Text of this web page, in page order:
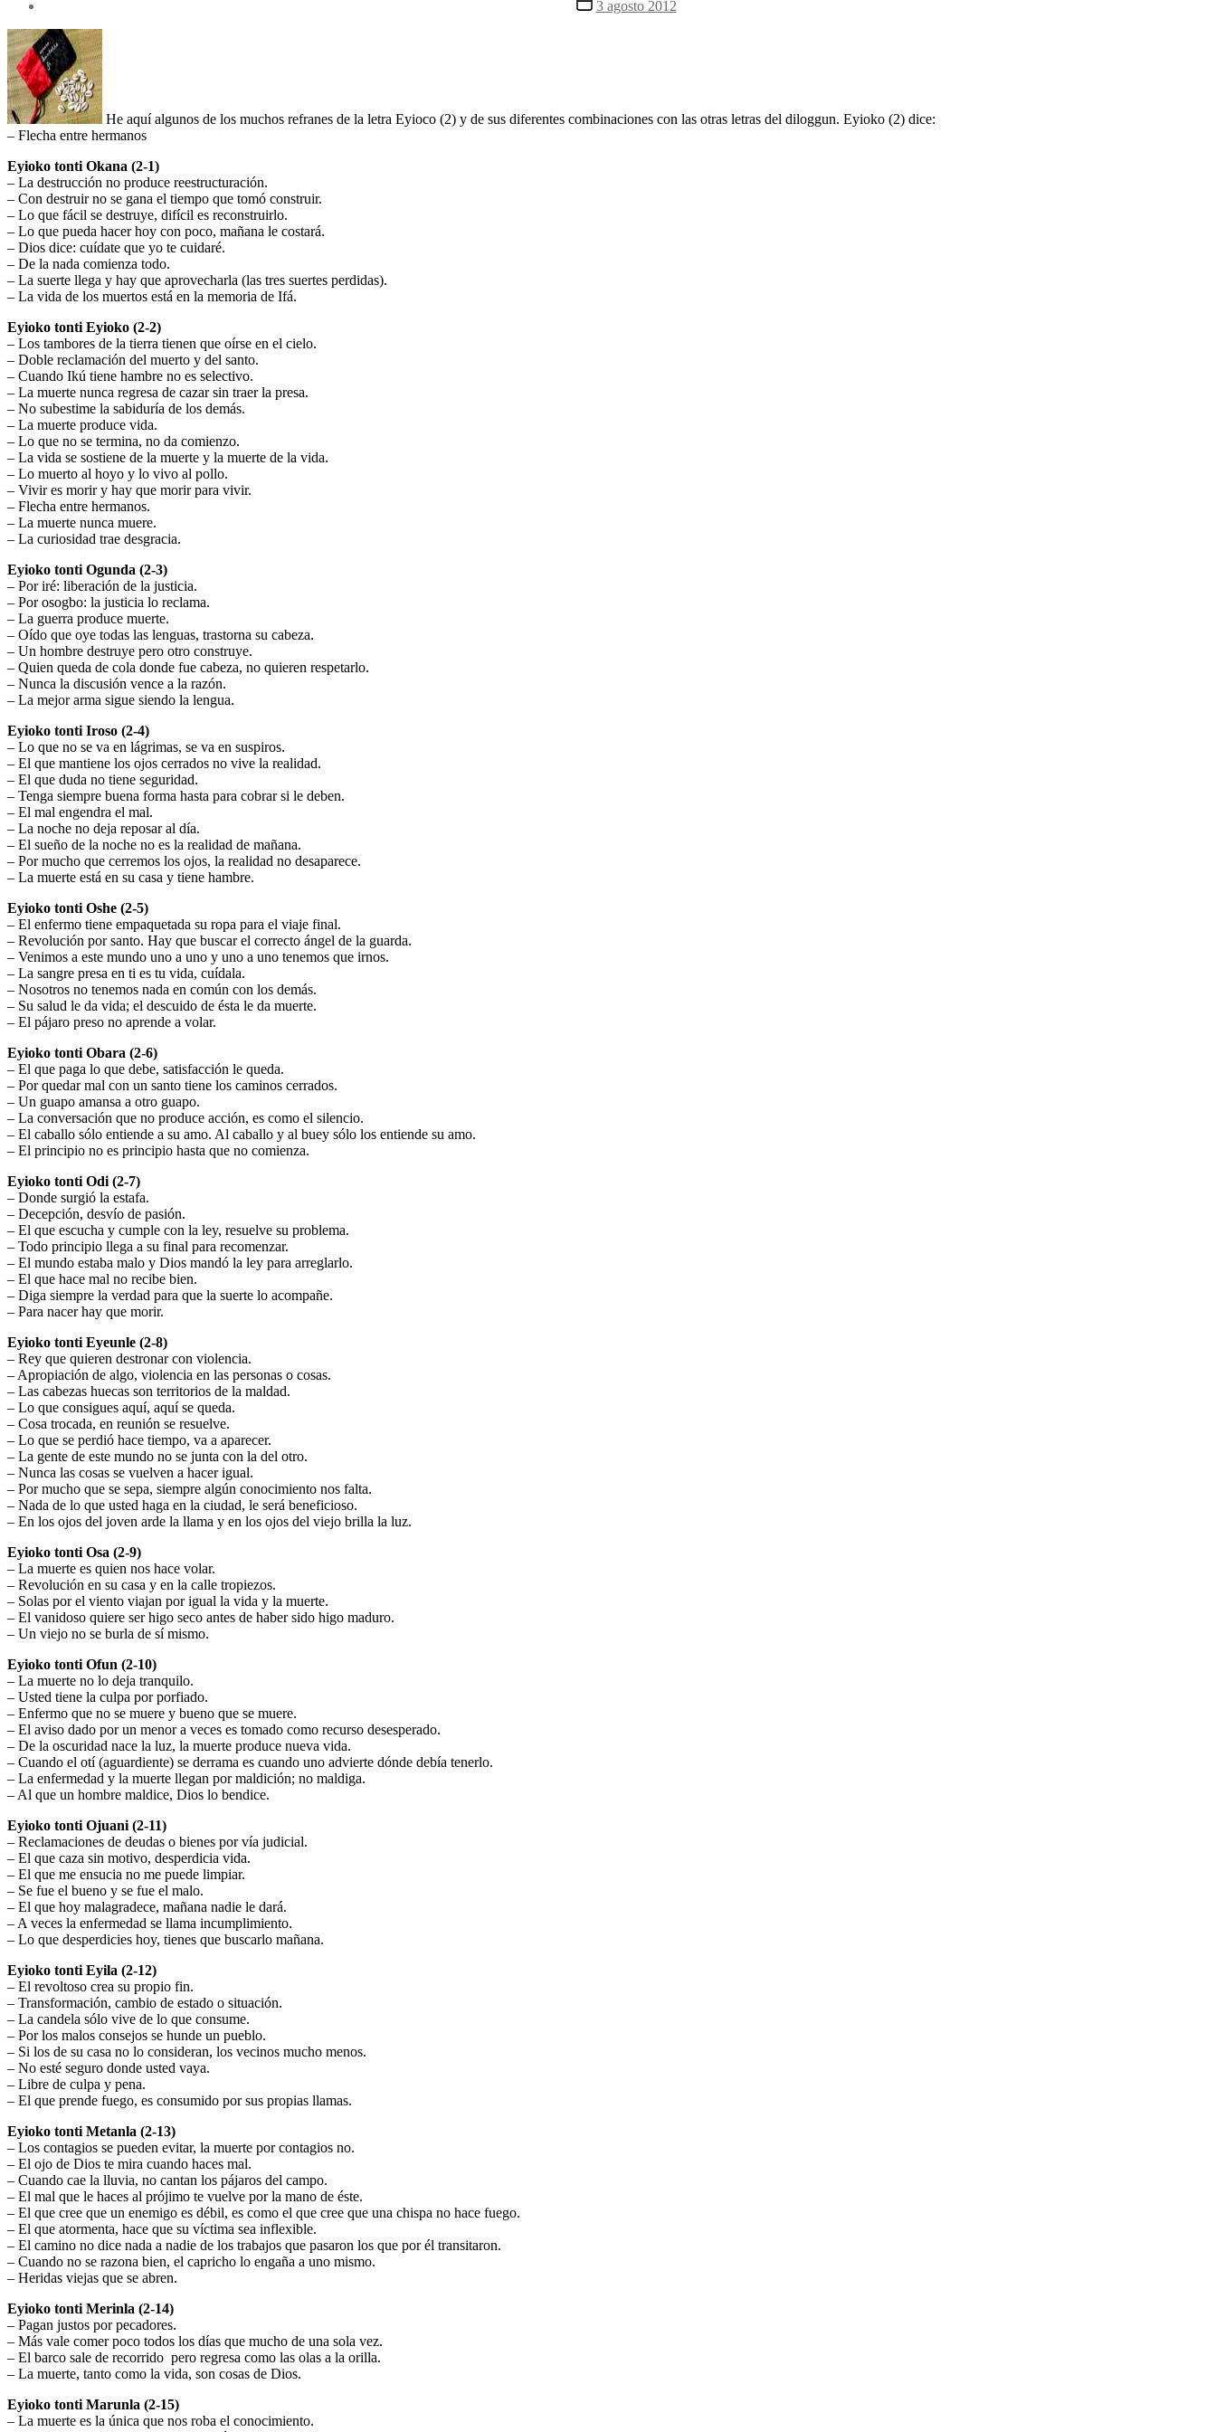
la
3 agosto 2012
He aquí algunos de los muchos refranes de la letra Eyioco (2) y de sus diferentes combinaciones con las otras letras del diloggun. Eyioko (2) dice:
– Flecha entre hermanos
Eyioko tonti Okana (2-1)
– La destrucción no produce reestructuración.
– Con destruir no se gana el tiempo que tomó construir.
– Lo que fácil se destruye, difícil es reconstruirlo.
– Lo que pueda hacer hoy con poco, mañana le costará.
– Dios dice: cuídate que yo te cuidaré.
– De la nada comienza todo.
– La suerte llega y hay que aprovecharla (las tres suertes perdidas).
– La vida de los muertos está en la memoria de Ifá.
Eyioko tonti Eyioko (2-2)
– Los tambores de la tierra tienen que oírse en el cielo.
– Doble reclamación del muerto y del santo.
– Cuando Ikú tiene hambre no es selectivo.
– La muerte nunca regresa de cazar sin traer la presa.
– No subestime la sabiduría de los demás.
– La muerte produce vida.
– Lo que no se termina, no da comienzo.
– La vida se sostiene de la muerte y la muerte de la vida.
– Lo muerto al hoyo y lo vivo al pollo.
– Vivir es morir y hay que morir para vivir.
– Flecha entre hermanos.
– La muerte nunca muere.
– La curiosidad trae desgracia.
Eyioko tonti Ogunda (2-3)
– Por iré: liberación de la justicia.
– Por osogbo: la justicia lo reclama.
– La guerra produce muerte.
– Oído que oye todas las lenguas, trastorna su cabeza.
– Un hombre destruye pero otro construye.
– Quien queda de cola donde fue cabeza, no quieren respetarlo.
– Nunca la discusión vence a la razón.
– La mejor arma sigue siendo la lengua.
Eyioko tonti Iroso (2-4)
– Lo que no se va en lágrimas, se va en suspiros.
– El que mantiene los ojos cerrados no vive la realidad.
– El que duda no tiene seguridad.
– Tenga siempre buena forma hasta para cobrar si le deben.
– El mal engendra el mal.
– La noche no deja reposar al día.
– El sueño de la noche no es la realidad de mañana.
– Por mucho que cerremos los ojos, la realidad no desaparece.
– La muerte está en su casa y tiene hambre.
Eyioko tonti Oshe (2-5)
– El enfermo tiene empaquetada su ropa para el viaje final.
– Revolución por santo. Hay que buscar el correcto ángel de la guarda.
– Venimos a este mundo uno a uno y uno a uno tenemos que irnos.
– La sangre presa en ti es tu vida, cuídala.
– Nosotros no tenemos nada en común con los demás.
– Su salud le da vida; el descuido de ésta le da muerte.
– El pájaro preso no aprende a volar.
Eyioko tonti Obara (2-6)
– El que paga lo que debe, satisfacción le queda.
– Por quedar mal con un santo tiene los caminos cerrados.
– Un guapo amansa a otro guapo.
– La conversación que no produce acción, es como el silencio.
– El caballo sólo entiende a su amo. Al caballo y al buey sólo los entiende su amo.
– El principio no es principio hasta que no comienza.
Eyioko tonti Odi (2-7)
– Donde surgió la estafa.
– Decepción, desvío de pasión.
– El que escucha y cumple con la ley, resuelve su problema.
– Todo principio llega a su final para recomenzar.
– El mundo estaba malo y Dios mandó la ley para arreglarlo.
– El que hace mal no recibe bien.
– Diga siempre la verdad para que la suerte lo acompañe.
– Para nacer hay que morir.
Eyioko tonti Eyeunle (2-8)
– Rey que quieren destronar con violencia.
– Apropiación de algo, violencia en las personas o cosas.
– Las cabezas huecas son territorios de la maldad.
– Lo que consigues aquí, aquí se queda.
– Cosa trocada, en reunión se resuelve.
– Lo que se perdió hace tiempo, va a aparecer.
– La gente de este mundo no se junta con la del otro.
– Nunca las cosas se vuelven a hacer igual.
– Por mucho que se sepa, siempre algún conocimiento nos falta.
– Nada de lo que usted haga en la ciudad, le será beneficioso.
– En los ojos del joven arde la llama y en los ojos del viejo brilla la luz.
Eyioko tonti Osa (2-9)
– La muerte es quien nos hace volar.
– Revolución en su casa y en la calle tropiezos.
– Solas por el viento viajan por igual la vida y la muerte.
– El vanidoso quiere ser higo seco antes de haber sido higo maduro.
– Un viejo no se burla de sí mismo.
Eyioko tonti Ofun (2-10)
– La muerte no lo deja tranquilo.
– Usted tiene la culpa por porfiado.
– Enfermo que no se muere y bueno que se muere.
– El aviso dado por un menor a veces es tomado como recurso desesperado.
– De la oscuridad nace la luz, la muerte produce nueva vida.
– Cuando el otí (aguardiente) se derrama es cuando uno advierte dónde debía tenerlo.
– La enfermedad y la muerte llegan por maldición; no maldiga.
– Al que un hombre maldice, Dios lo bendice.
Eyioko tonti Ojuani (2-11)
– Reclamaciones de deudas o bienes por vía judicial.
– El que caza sin motivo, desperdicia vida.
– El que me ensucia no me puede limpiar.
– Se fue el bueno y se fue el malo.
– El que hoy malagradece, mañana nadie le dará.
– A veces la enfermedad se llama incumplimiento.
– Lo que desperdicies hoy, tienes que buscarlo mañana.
Eyioko tonti Eyila (2-12)
– El revoltoso crea su propio fin.
– Transformación, cambio de estado o situación.
– La candela sólo vive de lo que consume.
– Por los malos consejos se hunde un pueblo.
– Si los de su casa no lo consideran, los vecinos mucho menos.
– No esté seguro donde usted vaya.
– Libre de culpa y pena.
– El que prende fuego, es consumido por sus propias llamas.
Eyioko tonti Metanla (2-13)
– Los contagios se pueden evitar, la muerte por contagios no.
– El ojo de Dios te mira cuando haces mal.
– Cuando cae la lluvia, no cantan los pájaros del campo.
– El mal que le haces al prójimo te vuelve por la mano de éste.
– El que cree que un enemigo es débil, es como el que cree que una chispa no hace fuego.
– El que atormenta, hace que su víctima sea inflexible.
– El camino no dice nada a nadie de los trabajos que pasaron los que por él transitaron.
– Cuando no se razona bien, el capricho lo engaña a uno mismo.
– Heridas viejas que se abren.
Eyioko tonti Merinla (2-14)
– Pagan justos por pecadores.
– Más vale comer poco todos los días que mucho de una sola vez.
– El barco sale de recorrido pero regresa como las olas a la orilla.
– La muerte, tanto como la vida, son cosas de Dios.
Eyioko tonti Marunla (2-15)
– La muerte es la única que nos roba el conocimiento.